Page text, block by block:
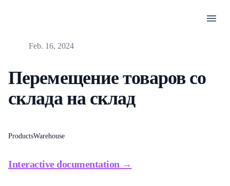
menu
PublishedFeb. 16, 2024
Перемещение товаров со
склада на склад
ProductsWarehouse
Interactive documentation →